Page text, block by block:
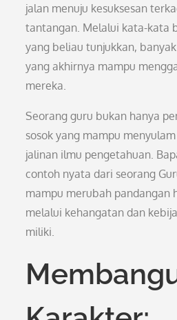
jalan menuju kesuksesan
tantangan. Melalui kata-kata
yang beliau tunjukkan,
yang akhirnya mampu
mereka.
Seorang guru bukan hanya
sosok yang mampu
jalinan ilmu pengetahuan.
contoh nyata dari seorang
mampu merubah pandangan
melalui kehangatan dan
miliki.